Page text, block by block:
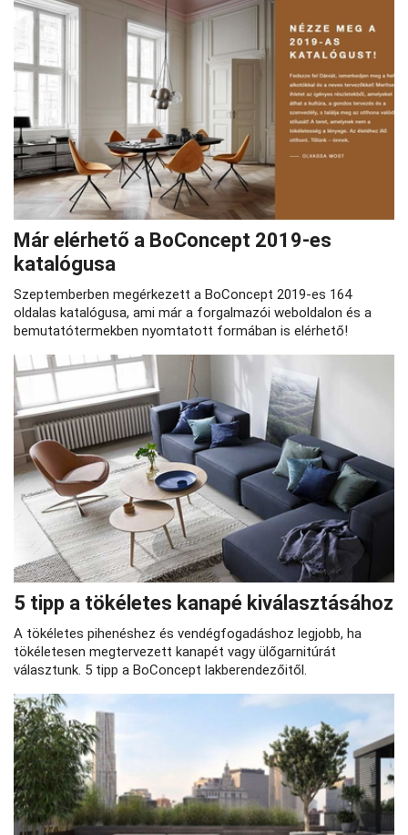
Már elérhető a BoConcept 2019-es
katalógusa
Szeptemberben megérkezett a BoConcept 2019-es 164
oldalas katalógusa, ami már a forgalmazói weboldalon és a
bemutatótermekben nyomtatott formában is elérhető!
5 tipp a tökéletes kanapé kiválasztásához
A tökéletes pihenéshez és vendégfogadáshoz legjobb, ha
tökéletesen megtervezett kanapét vagy ülőgarnitúrát
választunk. 5 tipp a BoConcept lakberendezőitől.